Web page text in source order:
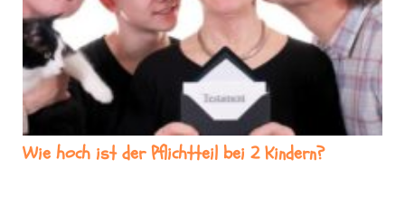
Wie hoch ist der Pflichtteil bei 2 Kindern?